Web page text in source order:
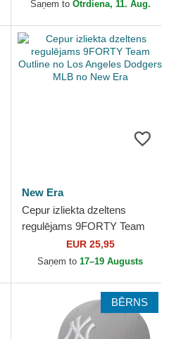
Saņem to Otrdiena, 11. Aug.
New Era
Cepur izliekta dzeltens
regulējams 9FORTY Team
Outline no Los Angeles
Dodgers MLB no New Era
EUR 25,95
Saņem to 17–19 Augusts
BĒRNS